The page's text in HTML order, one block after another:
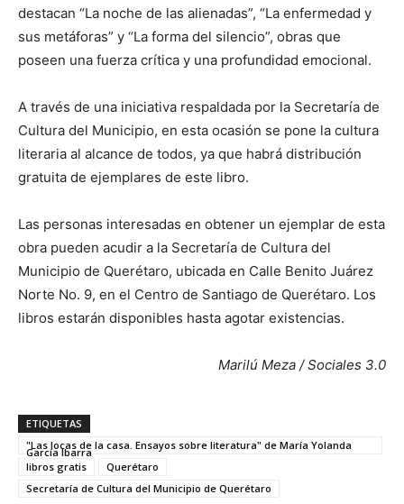
destacan “La noche de las alienadas”, “La enfermedad y
sus metáforas” y “La forma del silencio”, obras que
poseen una fuerza crítica y una profundidad emocional.
A través de una iniciativa respaldada por la Secretaría de
Cultura del Municipio, en esta ocasión se pone la cultura
literaria al alcance de todos, ya que habrá distribución
gratuita de ejemplares de este libro.
Las personas interesadas en obtener un ejemplar de esta
obra pueden acudir a la Secretaría de Cultura del
Municipio de Querétaro, ubicada en Calle Benito Juárez
Norte No. 9, en el Centro de Santiago de Querétaro. Los
libros estarán disponibles hasta agotar existencias.
Marilú Meza / Sociales 3.0
ETIQUETAS
"Las locas de la casa. Ensayos sobre literatura" de María Yolanda
García Ibarra
libros gratis
Querétaro
Secretaría de Cultura del Municipio de Querétaro